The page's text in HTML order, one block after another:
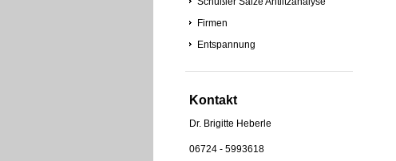
Firmen
Entspannung
Kontakt
Dr. Brigitte Heberle
06724 - 5993618